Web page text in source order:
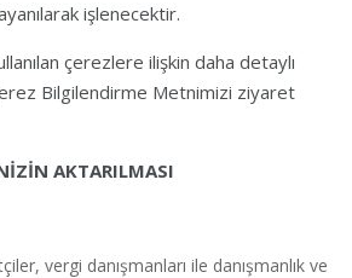
işlenecektir.
çerezlere ilişkin daha detaylı
Bilgilendirme Metnimizi ziyaret
AKTARILMASI
vergi danışmanları ile danışmanlık ve